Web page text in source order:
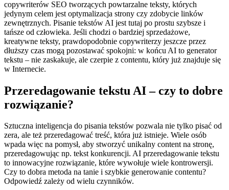
copywriterów SEO tworzących powtarzalne teksty, których
jedynym celem jest optymalizacja strony czy zdobycie linków
zewnętrznych. Pisanie tekstów AI jest tutaj po prostu szybsze i
tańsze od człowieka. Jeśli chodzi o bardziej sprzedażowe,
kreatywne teksty, prawdopodobnie copywriterzy jeszcze przez
dłuższy czas mogą pozostawać spokojni: w końcu AI to generator
tekstu – nie zaskakuje, ale czerpie z contentu, który już znajduje się
w Internecie.
Przeredagowanie tekstu AI – czy to dobre
rozwiązanie?
Sztuczna inteligencja do pisania tekstów pozwala nie tylko pisać od
zera, ale też przeredagować treść, która już istnieje. Wiele osób
wpada więc na pomysł, aby stworzyć unikalny content na stronę,
przeredagowując np. tekst konkurencji. AI przeredagowanie tekstu
to innowacyjne rozwiązanie, które wywołuje wiele kontrowersji.
Czy to dobra metoda na tanie i szybkie generowanie contentu?
Odpowiedź zależy od wielu czynników.